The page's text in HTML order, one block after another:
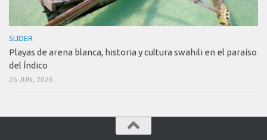
SLIDER
Playas de arena blanca, historia y cultura swahili en el paraíso
del Índico
26 JUN, 2026